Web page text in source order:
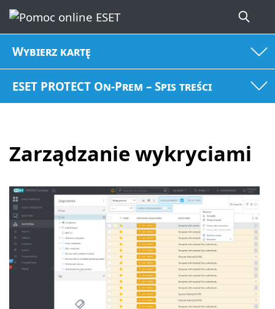
Wybierz kartę
ESET PROTECT On-Prem – Spis treści
Zarządzanie wykryciami